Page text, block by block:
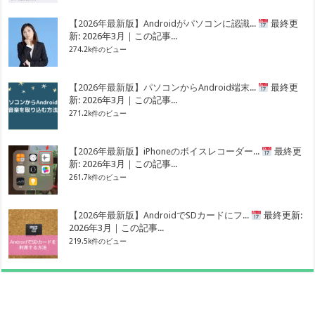
【2026年最新版】Androidがパソコンに認識...
最終更
新: 2026年3月｜この記事...
274.2k件のビュー
【2026年最新版】パソコンからAndroid端末...
最終更
新: 2026年3月｜この記事...
271.2k件のビュー
【2026年最新版】iPhoneのボイスレコーダー...
最終更
新: 2026年3月｜この記事...
261.7k件のビュー
【2026年最新版】AndroidでSDカードにフ...
最終更新:
2026年3月｜この記事...
219.5k件のビュー